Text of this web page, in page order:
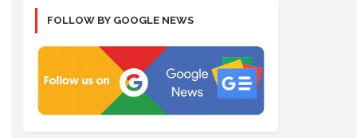
FOLLOW BY GOOGLE NEWS